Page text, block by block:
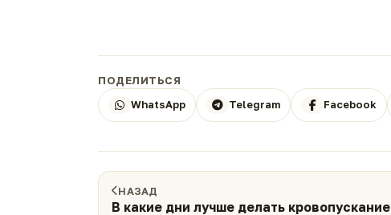
ПОДЕЛИТЬСЯ
WhatsApp
Telegram Facebook
НАЗАД
В какие дни лучше делать кровопускание